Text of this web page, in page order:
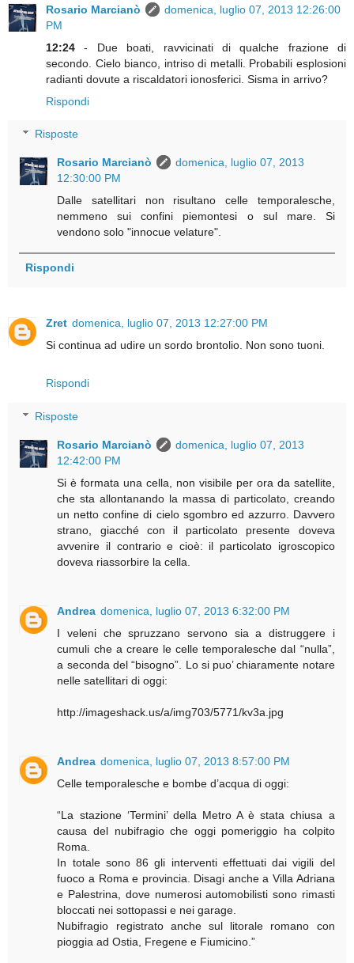
Rosario Marcianò
domenica, luglio 07, 2013 12:26:00
PM
12:24 - Due boati, ravvicinati di qualche frazione di
secondo. Cielo bianco, intriso di metalli. Probabili esplosioni
radianti dovute a riscaldatori ionosferici. Sisma in arrivo?
Rispondi
Risposte
Rosario Marcianò
domenica, luglio 07, 2013
12:30:00 PM
Dalle satellitari non risultano celle temporalesche,
nemmeno sui confini piemontesi o sul mare. Si
vendono solo "innocue velature".
Rispondi
Zret domenica, luglio 07, 2013 12:27:00 PM
Si continua ad udire un sordo brontolio. Non sono tuoni.
Rispondi
Risposte
Rosario Marcianò
domenica, luglio 07, 2013
12:42:00 PM
Si è formata una cella, non visibile per ora da satellite,
che sta allontanando la massa di particolato, creando
un netto confine di cielo sgombro ed azzurro. Davvero
strano, giacché con il particolato presente doveva
avvenire il contrario e cioè: il particolato igroscopico
doveva riassorbire la cella.
Andrea domenica, luglio 07, 2013 6:32:00 PM
I veleni che spruzzano servono sia a distruggere i
cumuli che a creare le celle temporalesche dal “nulla”,
a seconda del “bisogno”. Lo si puo’ chiaramente notare
nelle satellitari di oggi:
http://imageshack.us/a/img703/5771/kv3a.jpg
Andrea domenica, luglio 07, 2013 8:57:00 PM
Celle temporalesche e bombe d’acqua di oggi:
“La stazione ‘Termini’ della Metro A è stata chiusa a
causa del nubifragio che oggi pomeriggio ha colpito
Roma.
In totale sono 86 gli interventi effettuati dai vigili del
fuoco a Roma e provincia. Disagi anche a Villa Adriana
e Palestrina, dove numerosi automobilisti sono rimasti
bloccati nei sottopassi e nei garage.
Nubifragio registrato anche sul litorale romano con
pioggia ad Ostia, Fregene e Fiumicino.”